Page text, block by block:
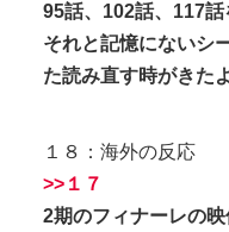
95話、102話、117話
それと記憶にないシ
た読み直す時がきた
１８：海外の反応
>>１７
2期のフィナーレの